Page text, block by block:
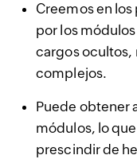
Creemos en
por los
cargos ocultos,
complejos.
Puede obtener
módulos, lo que
prescindir de